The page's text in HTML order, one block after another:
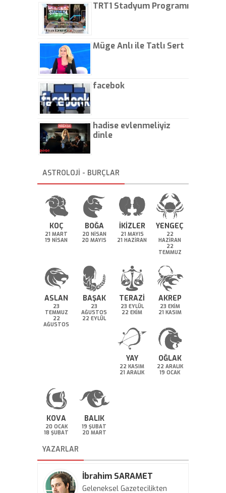
TRT1 Stadyum Programı
Müge Anlı ile Tatlı Sert
facebok
hadise evlenmeliyiz
dinle
ASTROLOJİ - BURÇLAR
KOÇ
21 MART
19 NİSAN
BOĞA
20 NİSAN
20 MAYIS
İKİZLER
21 MAYIS
21 HAZİRAN
YENGEÇ
22
HAZİRAN
22
TEMMUZ
ASLAN
23
TEMMUZ
22
AĞUSTOS
BAŞAK
23
AĞUSTOS
22 EYLÜL
TERAZİ
23 EYLÜL
22 EKİM
AKREP
23 EKİM
21 KASIM
YAY
22 KASIM
21 ARALIK
OĞLAK
22 ARALIK
19 OCAK
KOVA
20 OCAK
18 ŞUBAT
BALIK
19 ŞUBAT
20 MART
YAZARLAR
İbrahim SARAMET
Geleneksel Gazetecilikten